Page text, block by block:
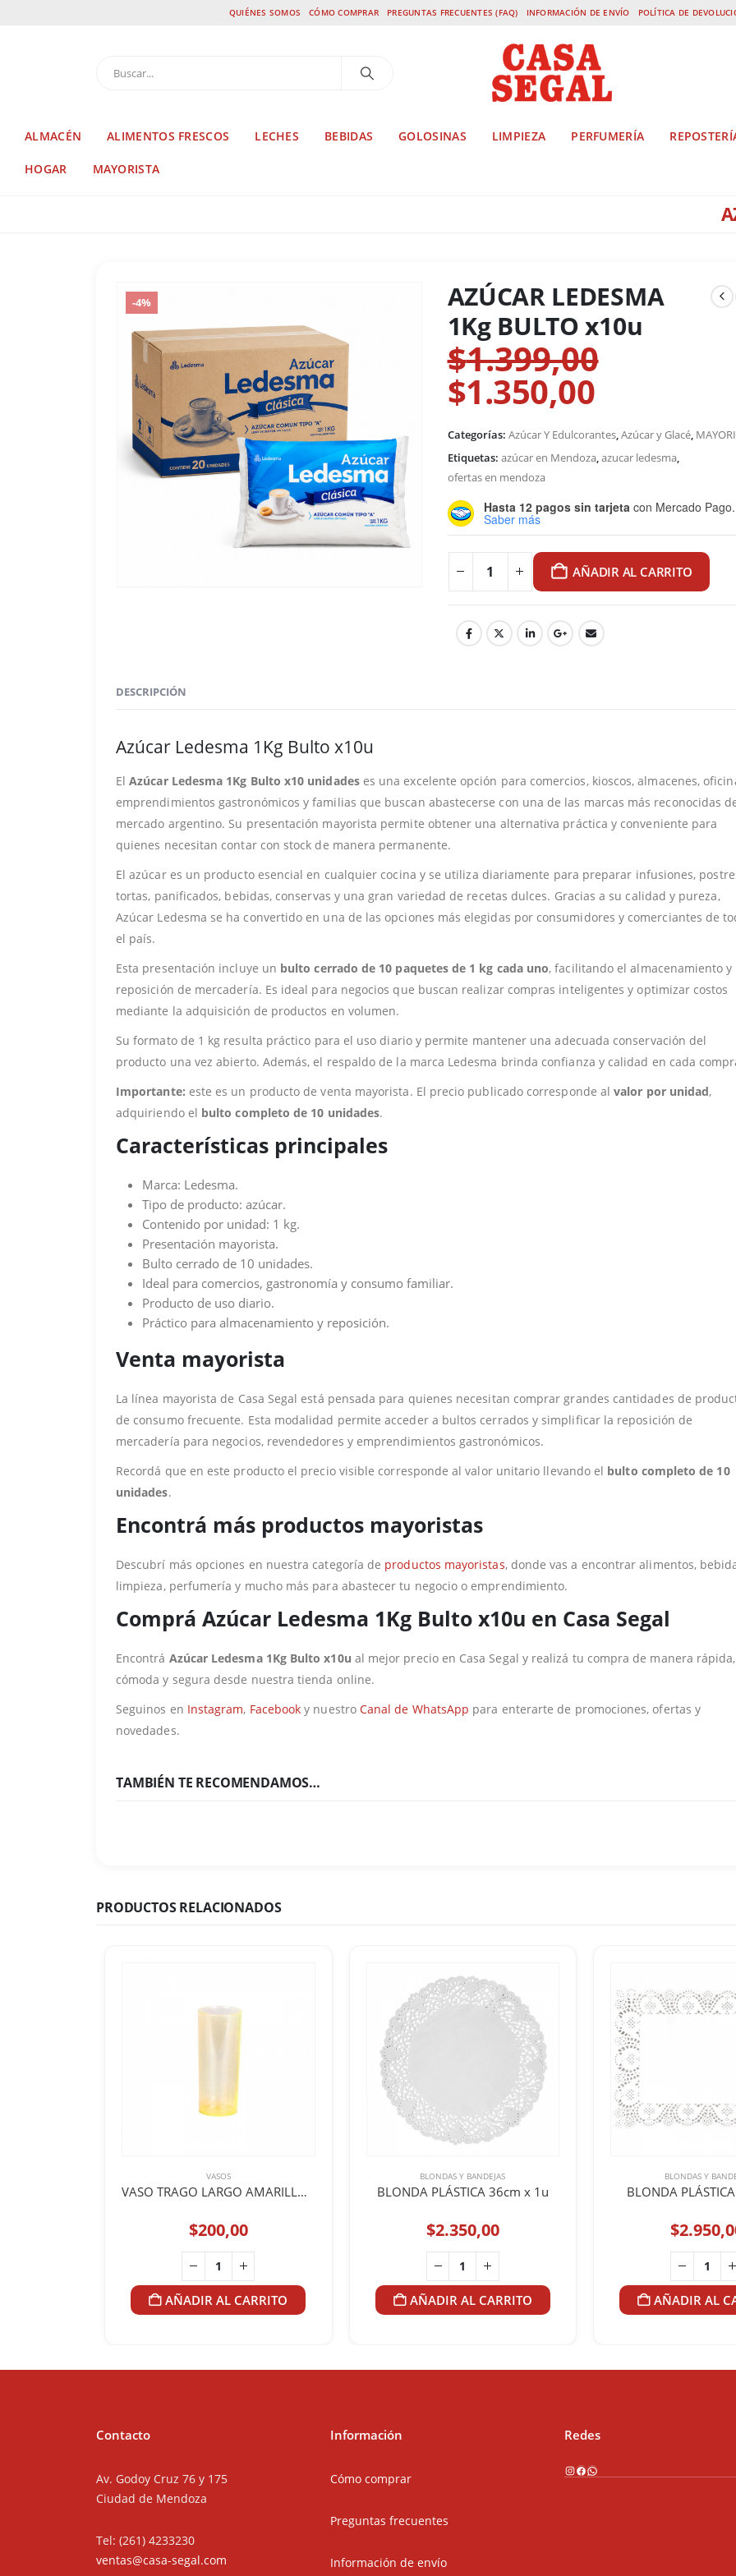
QUIÉNES SOMOS CÓMO COMPRAR PREGUNTAS FRECUENTES (FAQ) INFORMACIÓN DE ENVÍO POLÍTICA DE
ALMACÉN ALIMENTOS FRESCOS LECHES BEBIDAS GOLOSINAS LIMPIEZA PERFUMERÍA
HOGAR MAYORISTA
-4%
AZÚCAR LEDESMA
1Kg BULTO x10u
$1.399,00
$1.399,00.
$1.350,00El
precio
actual
es:
$1.350,00.
Categorías: Azúcar Y Edulcorantes,Azúcar y Glacé,
Etiquetas: azúcar en Mendoza,azucar ledesma,
ofertas en mendoza
Hasta 12 pagos sin tarjeta con Mercado Pago.
Saber más
AÑADIR AL CARRITO
DESCRIPCIÓN
Azúcar Ledesma 1Kg Bulto x10u
ElAzúcar Ledesma 1Kg Bulto x10 unidadeses una excelente opción para comercios, kioscos, almacenes,
emprendimientos gastronómicos y familias que buscan abastecerse con una de las marcas más reconocidas
mercado argentino. Su presentación mayorista permite obtener una alternativa práctica y conveniente para
quienes necesitan contar con stock de manera permanente.
El azúcar es un producto esencial en cualquier cocina y se utiliza diariamente para preparar infusiones,
tortas, panificados, bebidas, conservas y una gran variedad de recetas dulces. Gracias a su calidad y pureza,
Azúcar Ledesma se ha convertido en una de las opciones más elegidas por consumidores y comerciantes de
el país.
Esta presentación incluye un bulto cerrado de 10 paquetes de 1 kg cada uno, facilitando el almacenamiento y
reposición de mercadería. Es ideal para negocios que buscan realizar compras inteligentes y optimizar costos
mediante la adquisición de productos en volumen.
Su formato de 1 kg resulta práctico para el uso diario y permite mantener una adecuada conservación del
producto una vez abierto. Además, el respaldo de la marca Ledesma brinda confianza y calidad en cada
Importante: este es un producto de venta mayorista. El precio publicado corresponde alvalor por unidad,
adquiriendo el bulto completo de 10 unidades.
Características principales
Marca: Ledesma.
Tipo de producto: azúcar.
Contenido por unidad: 1 kg.
Presentación mayorista.
Bulto cerrado de 10 unidades.
Ideal para comercios, gastronomía y consumo familiar.
Producto de uso diario.
Práctico para almacenamiento y reposición.
Venta mayorista
La línea mayorista de Casa Segal está pensada para quienes necesitan comprar grandes cantidades de
de consumo frecuente. Esta modalidad permite acceder a bultos cerrados y simplificar la reposición de
mercadería para negocios, revendedores y emprendimientos gastronómicos.
Recordá que en este producto el precio visible corresponde al valor unitario llevando el bulto completo de 10
unidades.
Encontrá más productos mayoristas
Descubrí más opciones en nuestra categoría de productos mayoristas, donde vas a encontrar alimentos,
limpieza, perfumería y mucho más para abastecer tu negocio o emprendimiento.
Comprá Azúcar Ledesma 1Kg Bulto x10u en Casa Segal
Encontrá Azúcar Ledesma 1Kg Bulto x10u al mejor precio en Casa Segal y realizá tu compra de manera rápida,
cómoda y segura desde nuestra tienda online.
Seguinos en Instagram, Facebook y nuestro Canal de WhatsApp para enterarte de promociones, ofertas y
novedades.
TAMBIÉN TE RECOMENDAMOS…
PRODUCTOS RELACIONADOS
VASOS
VASO TRAGO LARGO AMARILLO PP x 1u
$200,00
AÑADIR AL CARRITO
BLONDAS Y BANDEJAS
BLONDA PLÁSTICA 36cm x 1u
$2.350,00
AÑADIR AL CARRITO
BLONDAS Y
BLONDA
$
AÑADIR AL
Contacto
Av. Godoy Cruz 76 y 175
Ciudad de Mendoza
Tel: (261) 4233230
ventas@casa-segal.com
Información
Cómo comprar
Preguntas frecuentes
Información de envío
Redes
Instagram
Facebook
WhatsApp